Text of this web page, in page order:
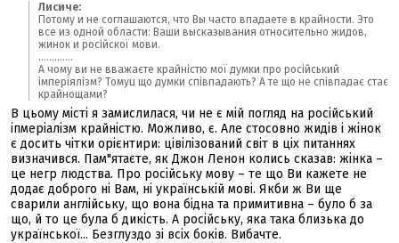
Лисиче:
Потому и не соглашаются, что Вы часто впадаете в крайности. Это
все из одной области: Ваши высказывания относительно жидов,
жинок и російскої мови.
.............
А чому ви не вважаєте крайністю мої думки про російський
імперіялізм? Томуц що думки співпадають? А те що не співпадає стає
крайнощами?
В цьому місті я замислилася, чи не є мій погляд на російський
іпмеріалізм крайністю. Можливо, є. Але стосовно жидів і жінок
є досить чітки орієнтири: цівілізований світ в ціх питаннях
визначився. Пам"ятаєте, як Джон Ленон колись сказав: жінка –
це негр людства. Про російську мову – те що Ви кажете не
додає доброго ні Вам, ні українській мові. Якби ж Ви ще
сварили англійську, що вона бідна та примитивна – було б за
що, й то це була б дикість. А російську, яка така близька до
української... Безглуздо зі всіх боків. Вибачте.